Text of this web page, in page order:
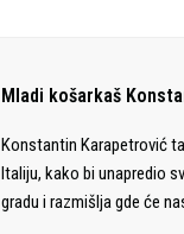
Mladi košarkaš
Konstantin Karapetrović
Italiju, kako bi unapredio
gradu i razmišlja gde će